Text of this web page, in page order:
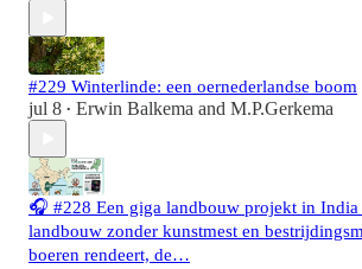
#229 Winterlinde: een oernederlandse boom
jul 8 • Erwin Balkema and M.P.Gerkema
🎧 #228 Een giga landbouw projekt in India
landbouw zonder kunstmest en
boeren rendeert, de…